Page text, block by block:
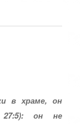
в храме, он
он не